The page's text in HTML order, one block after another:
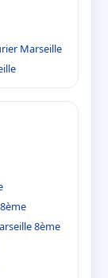
Marseille
8ème